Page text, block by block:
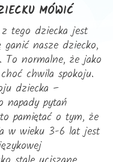
MÓWIĆ
tego dziecka jest
nasze dziecko,
normalne, że jako
chwila spokoju.
dziecka –
napady pytań
pamiętać o tym, że
w wieku 3-6 lat jest